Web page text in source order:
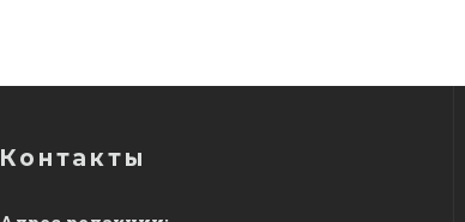
Контакты